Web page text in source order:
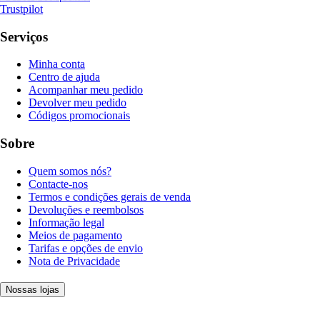
Trustpilot
Serviços
Minha conta
Centro de ajuda
Acompanhar meu pedido
Devolver meu pedido
Códigos promocionais
Sobre
Quem somos nós?
Contacte-nos
Termos e condições gerais de venda
Devoluções e reembolsos
Informação legal
Meios de pagamento
Tarifas e opções de envio
Nota de Privacidade
Nossas lojas